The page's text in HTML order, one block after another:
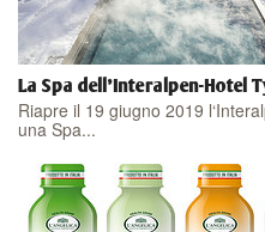
La Spa dell'Interalpen-Hotel
Riapre il 19 giugno 2019
una Spa...